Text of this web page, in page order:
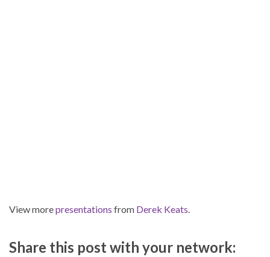
View morepresentations from Derek Keats.
Share this post with your network: